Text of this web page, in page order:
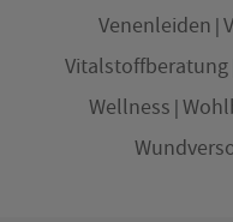
Venenleiden
Vitalstoffberatung
Wellness